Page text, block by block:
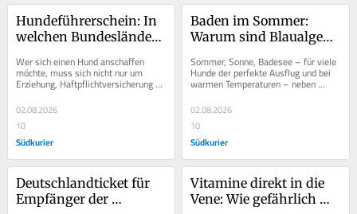
Hundeführerschein: In
welchen Bundesländern
braucht man ihn?
Wer sich einen Hund anschaffen
möchte, muss sich nicht nur um
Erziehung, Haftpflichtversicherung
und Anmeldung kümmern. Je nach
Bundesland kann auch...
02.08.2026
10
Südkurier
Baden im Sommer:
Warum sind Blaualgen
gefährlich?
Sommer, Sonne, Badesee – für viele
Hunde der perfekte Ausflug und bei
warmen Temperaturen – neben
einem Hunde-Eis – eine
willkommene...
02.08.2026
10
Südkurier
Deutschlandticket für
Empfänger der
Vitamine direkt in die
Vene: Wie gefährlich